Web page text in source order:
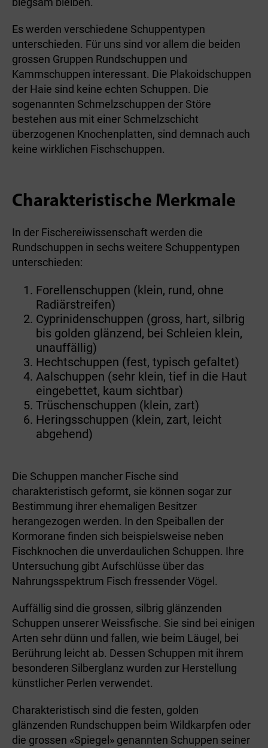
Es werden verschiedene Schuppentypen
unterschieden. Für uns sind vor allem die beiden
grossen Gruppen Rundschuppen und
Kammschuppen interessant. Die Plakoidschuppen
der Haie sind keine echten Schuppen. Die
sogenannten Schmelzschuppen der Störe
bestehen aus mit einer Schmelzschicht
überzogenen Knochenplatten, sind demnach auch
keine wirklichen Fischschuppen.
Charakteristische Merkmale
In der Fischereiwissenschaft werden die
Rundschuppen in sechs weitere Schuppentypen
unterschieden:
Forellenschuppen (klein, rund, ohne
Radiärstreifen)
Cyprinidenschuppen (gross, hart, silbrig
bis golden glänzend, bei Schleien klein,
unauffällig)
Hechtschuppen (fest, typisch gefaltet)
Aalschuppen (sehr klein, tief in die Haut
eingebettet, kaum sichtbar)
Trüschenschuppen (klein, zart)
Heringsschuppen (klein, zart, leicht
abgehend)
Die Schuppen mancher Fische sind
charakteristisch geformt, sie können sogar zur
Bestimmung ihrer ehemaligen Besitzer
herangezogen werden. In den Speiballen der
Kormorane finden sich beispielsweise neben
Fischknochen die unverdaulichen Schuppen. Ihre
Untersuchung gibt Aufschlüsse über das
Nahrungsspektrum Fisch fressender Vögel.
Auffällig sind die grossen, silbrig glänzenden
Schuppen unserer Weissfische. Sie sind bei einigen
Arten sehr dünn und fallen, wie beim Läugel, bei
Berührung leicht ab. Dessen Schuppen mit ihrem
besonderen Silberglanz wurden zur Herstellung
künstlicher Perlen verwendet.
Charakteristisch sind die festen, golden
glänzenden Rundschuppen beim Wildkarpfen oder
die grossen «Spiegel» genannten Schuppen seiner